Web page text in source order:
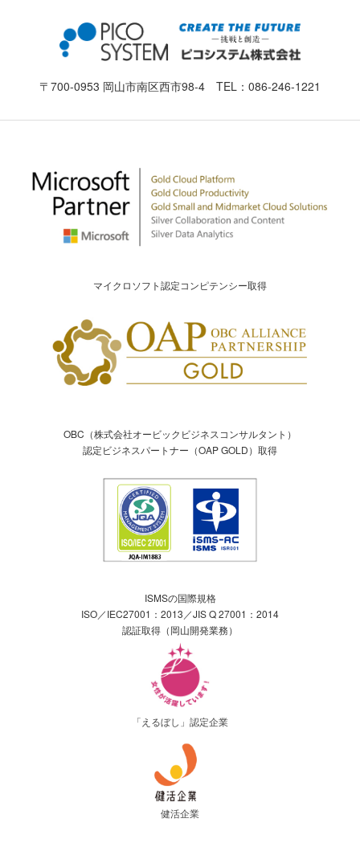
〒700-0953 岡山市南区西市98-4 TEL： 086-246-1221
マイクロソフト認定コンピテンシー取得
OBC（株式会社オービックビジネスコンサルタント）
認定ビジネスパートナー（OAP GOLD）取得
ISMSの国際規格
ISO／IEC27001：2013／JIS Q 27001：2014
認証取得（岡山開発業務）
「えるぼし」認定企業
健活企業